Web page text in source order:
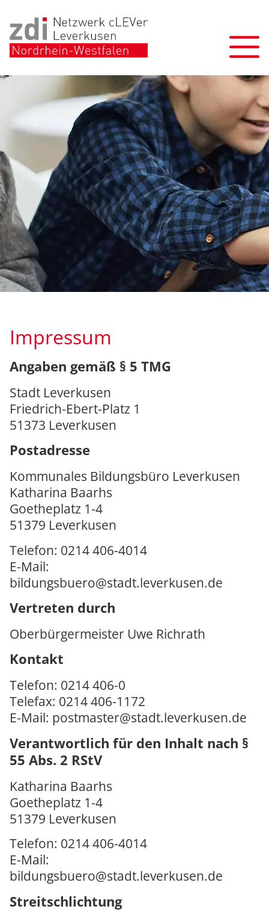
Impressum
Angaben gemäß § 5 TMG
Stadt Leverkusen
Friedrich-Ebert-Platz 1
51373 Leverkusen
Postadresse
Kommunales Bildungsbüro Leverkusen
Katharina Baarhs
Goetheplatz 1-4
51379 Leverkusen
Telefon: 0214 406-4014
E-Mail:
bildungsbuero@stadt.leverkusen.de
Vertreten durch
Oberbürgermeister Uwe Richrath
Kontakt
Telefon: 0214 406-0
Telefax: 0214 406-1172
E-Mail: postmaster@stadt.leverkusen.de
Verantwortlich für den Inhalt nach §
55 Abs. 2 RStV
Katharina Baarhs
Goetheplatz 1-4
51379 Leverkusen
Telefon: 0214 406-4014
E-Mail:
bildungsbuero@stadt.leverkusen.de
Streitschlichtung